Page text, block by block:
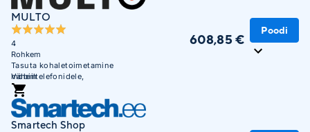
MULTO
4
Rohkem
Tasuta kohaletoimetamine
mobiiltelefonidele,
tahvelarvutitele ja sülearvutitele
alates 300 EUR-st Unisendi
pakiautomaatidesse
Vähem
608,85 €
Poodi
Smartech Shop